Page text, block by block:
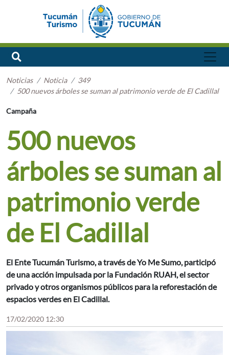
Noticias Noticia
349
500 nuevos árboles se suman al patrimonio verde de El Cadillal
Campaña
500 nuevos
árboles se suman al
patrimonio verde
de El Cadillal
El Ente Tucumán Turismo, a través de Yo Me Sumo, participó
de una acción impulsada por la Fundación RUAH, el sector
privado y otros organismos públicos para la reforestación de
espacios verdes en El Cadillal.
17/02/2020 12:30